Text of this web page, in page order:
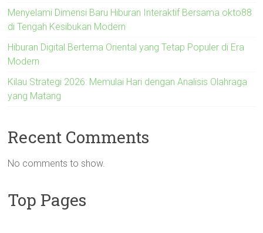
Menyelami Dimensi Baru Hiburan Interaktif Bersama okto88
di Tengah Kesibukan Modern
Hiburan Digital Bertema Oriental yang Tetap Populer di Era
Modern
Kilau Strategi 2026: Memulai Hari dengan Analisis Olahraga
yang Matang
Recent Comments
No comments to show.
Top Pages